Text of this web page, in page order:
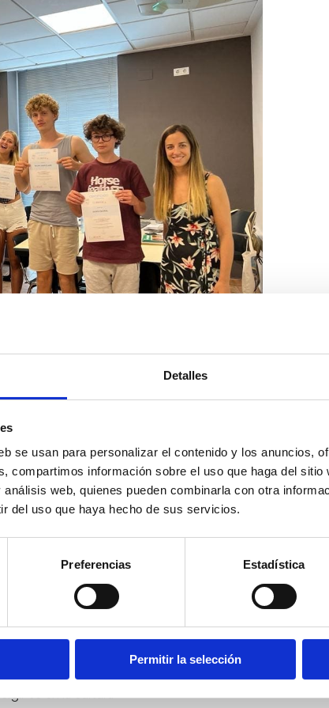
Detalles
se usan para personalizar el contenido y los anuncios,
compartimos información sobre el uso que haga del
web, quienes pueden combinarla con otra
del uso que haya hecho de sus servicios.
Preferencias Estadística
Permitir la selección
de fer una
per a jovesia la
amb un líder
ofereix
se en la cultura